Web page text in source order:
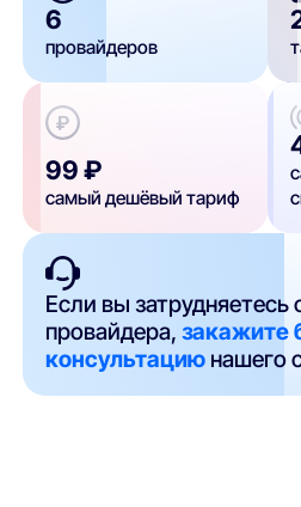
6
провайдеров
99 ₽
самый дешёвый тариф
Если вы
провайдера,закажите
консультацию нашего